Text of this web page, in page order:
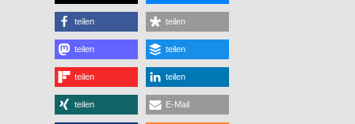
teilen teilen
teilen teilen
teilen teilen
teilen E-Mail